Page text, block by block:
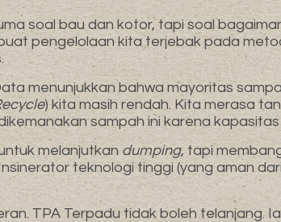
soal bau dan kotor, tapi soal
pengelolaan kita terjebak pada
menunjukkan bahwa mayoritas
) kita masih rendah. Kita merasa
sampah ini karena
melanjutkan dumping, tapi
teknologi tinggi (yang aman
TPA Terpadu tidak boleh telanjang.